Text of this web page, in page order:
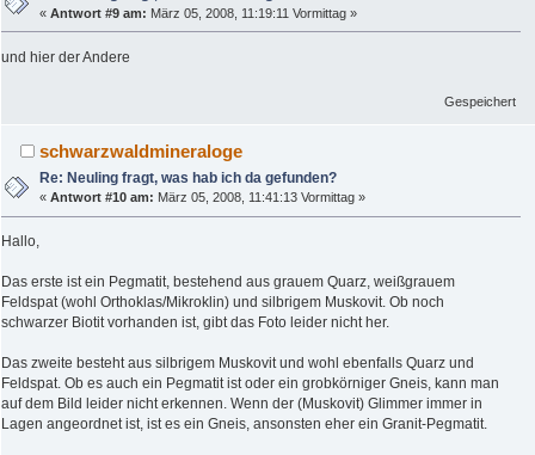
«Antwort #9 am: März 05, 2008, 11:19:11 Vormittag »
und hier der Andere
Gespeichert
schwarzwaldmineraloge
Re: Neuling fragt, was hab ich da gefunden?
«Antwort #10 am: März 05, 2008, 11:41:13 Vormittag »
Hallo,
Das erste ist ein Pegmatit, bestehend aus grauem Quarz, weißgrauem
Feldspat (wohl Orthoklas/Mikroklin) und silbrigem Muskovit. Ob noch
schwarzer Biotit vorhanden ist, gibt das Foto leider nicht her.
Das zweite besteht aus silbrigem Muskovit und wohl ebenfalls Quarz und
Feldspat. Ob es auch ein Pegmatit ist oder ein grobkörniger Gneis, kann man
auf dem Bild leider nicht erkennen. Wenn der (Muskovit) Glimmer immer in
Lagen angeordnet ist, ist es ein Gneis, ansonsten eher ein Granit-Pegmatit.